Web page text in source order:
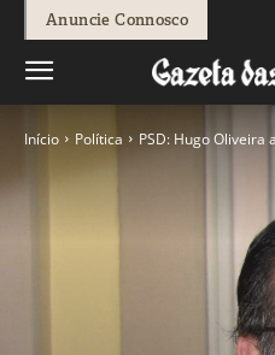
Anuncie Connosco
Início Política PSD: Hugo Oliveira